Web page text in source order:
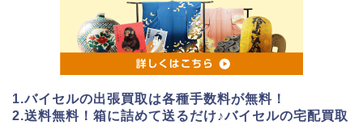
1.バイセルの出張買取は各種手数料が無料！
2.送料無料！箱に詰めて送るだけ♪バイセルの宅配買取